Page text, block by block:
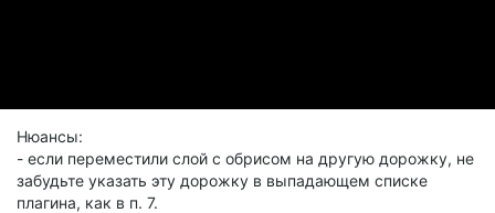
Нюансы:
- если переместили слой с обрисом на другую дорожку, не
забудьте указать эту дорожку в выпадающем списке
плагина, как в п. 7.